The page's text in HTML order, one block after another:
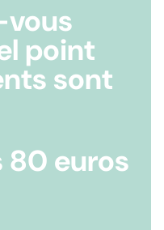
point
sont
80 euros